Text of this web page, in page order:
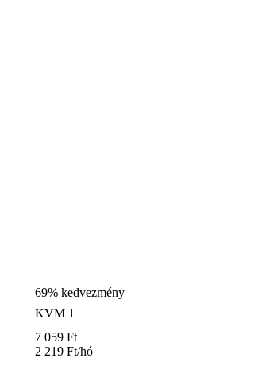
69% kedvezmény
KVM 1
7 059 Ft
2 219 Ft/hó